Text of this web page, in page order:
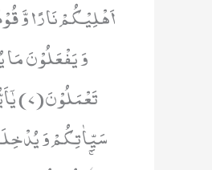
اَهْلِیْكُمْ نَارًا وَّ
سَیِّاٰتِكُمْ وَ